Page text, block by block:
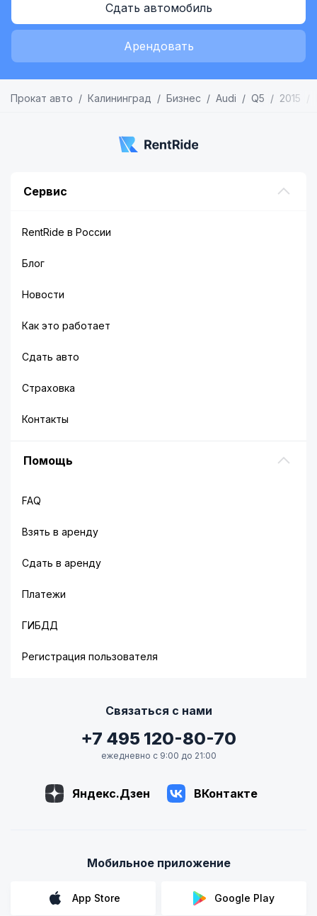
Сдать автомобиль
Арендовать
Прокат авто Калининград Бизнес Audi Q5 2015
Сервис
RentRide в России
Блог
Новости
Как это работает
Сдать авто
Страховка
Контакты
Помощь
FAQ
Взять в аренду
Сдать в аренду
Платежи
ГИБДД
Регистрация пользователя
Связаться с нами
+7 495 120-80-70
ежедневно с 9:00 до 21:00
Яндекс.Дзен ВКонтакте
Мобильное приложение
App Store Google Play